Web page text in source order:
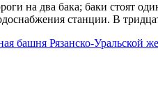
на два бака; баки стоят
станции. В
башня Рязанско-Уральской